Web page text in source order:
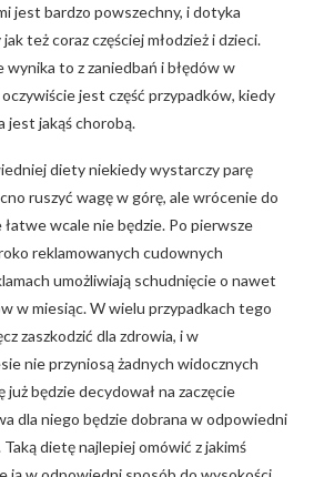
jest bardzo powszechny, i dotyka
też coraz częściej młodzież i dzieci.
to z zaniedbań i błędów w
jest część przypadków, kiedy
jest jakąś chorobą.
diety niekiedy wystarczy parę
ruszyć wagę w górę, ale wrócenie do
wcale nie będzie. Po pierwsze
reklamowanych cudownych
umożliwiają schudnięcie o nawet
w miesiąc. W wielu przypadkach tego
zaszkodzić dla zdrowia, i w
nie przyniosą żadnych widocznych
będzie decydował na zaczęcie
dla niego będzie dobrana w odpowiedni
dietę najlepiej omówić z jakimś